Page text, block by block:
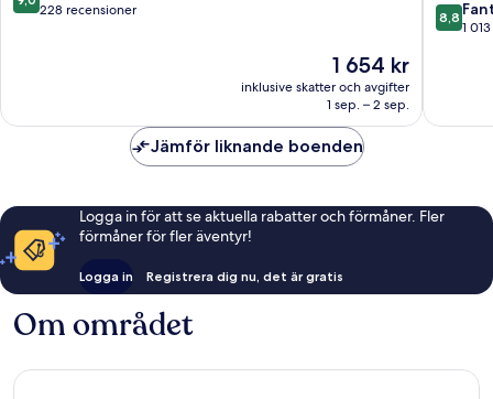
av
228 recensioner
Priset
1 654 kr
1 654 kr
inklusive skatter och avgifter
1 sep. – 2 sep.
8.8
av
8,8
1
Jämför liknande boenden
Logga in för att se aktuella rabatter och förmåner. Fler
förmåner för fler äventyr!
Logga in Registrera dig nu, det är gratis
Om området